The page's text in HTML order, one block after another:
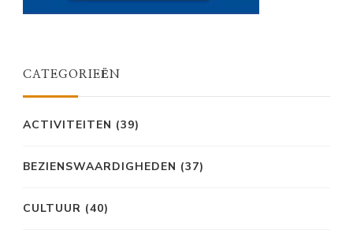
CATEGORIEËN
ACTIVITEITEN (39)
BEZIENSWAARDIGHEDEN (37)
CULTUUR (40)